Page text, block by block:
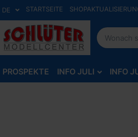
DE STARTSEITE
PROSPEKTE INFO JULI INFO